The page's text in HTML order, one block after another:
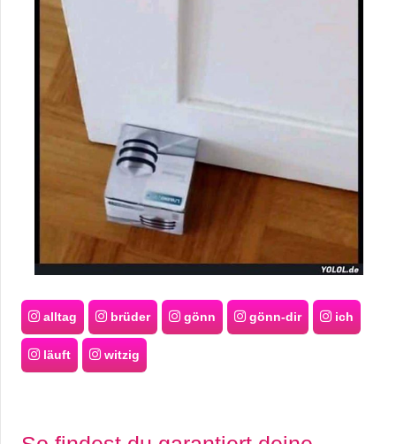
alltag brüder gönn gönn-dir ich
läuft witzig